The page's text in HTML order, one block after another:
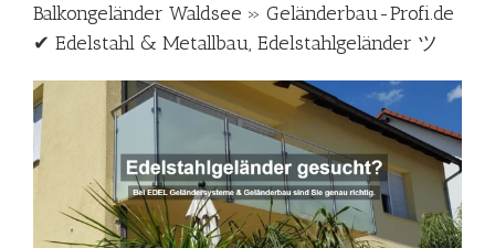
Balkongeländer Waldsee » Geländerbau-Profi.de
✔ Edelstahl & Metallbau, Edelstahlgeländer ツ